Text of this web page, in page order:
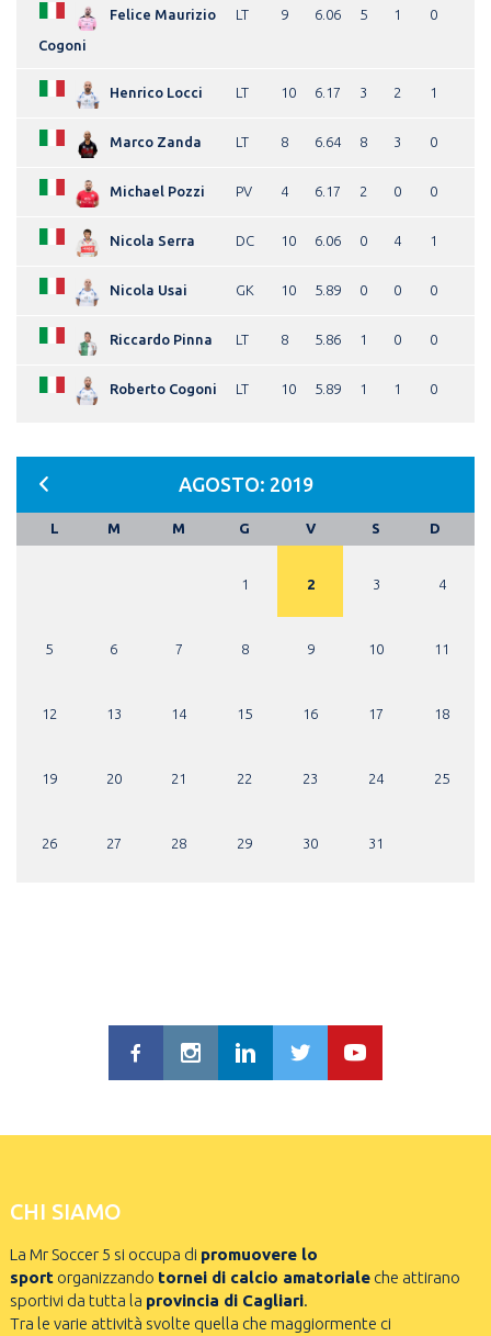
Felice Maurizio
Cogoni
LT 9 6.06 5 1 0
Henrico Locci LT 10 6.17 3 2 1
Marco Zanda LT 8 6.64 8 3 0
Michael Pozzi PV 4 6.17 2 0 0
Nicola Serra DC 10 6.06 0 4 1
Nicola Usai GK 10 5.89 0 0 0
Riccardo Pinna LT 8 5.86 1 0 0
Roberto Cogoni LT 10 5.89 1 1 0
AGOSTO: 2019
L M M G V S D
1 2 3 4
5 6 7 8 9 10 11
12 13 14 15 16 17 18
19 20 21 22 23 24 25
26 27 28 29 30 31
CHI SIAMO
La Mr Soccer 5 si occupa di promuovere lo
sportorganizzando tornei di calcio amatorialeche attirano
sportivi da tutta la provincia di Cagliari.
Tra le varie attività svolte quella che maggiormente ci